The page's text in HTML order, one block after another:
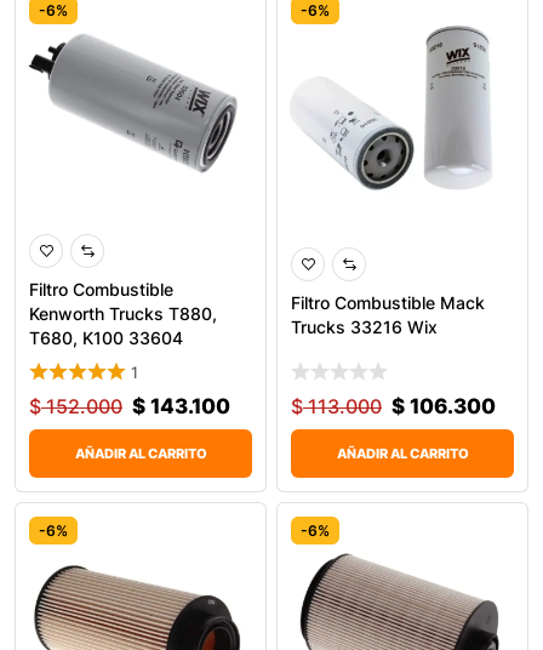
-6%
Filtro Combustible
Kenworth Trucks T880,
T680, K100 33604
1
$152.000 $ 143.100
AÑADIR AL CARRITO
-6%
Filtro Combustible Mack
Trucks 33216 Wix
$113.000 $ 106.300
AÑADIR AL CARRITO
-6% -6%